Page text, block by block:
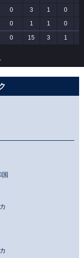
0 3 1 0
0 1 1 0
0 15 3 1
国